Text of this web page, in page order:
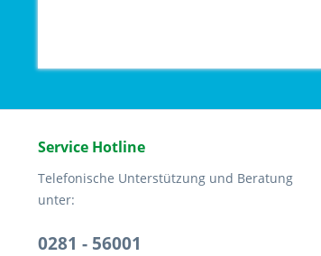
Service Hotline
Telefonische Unterstützung und Beratung
unter:
0281 - 56001